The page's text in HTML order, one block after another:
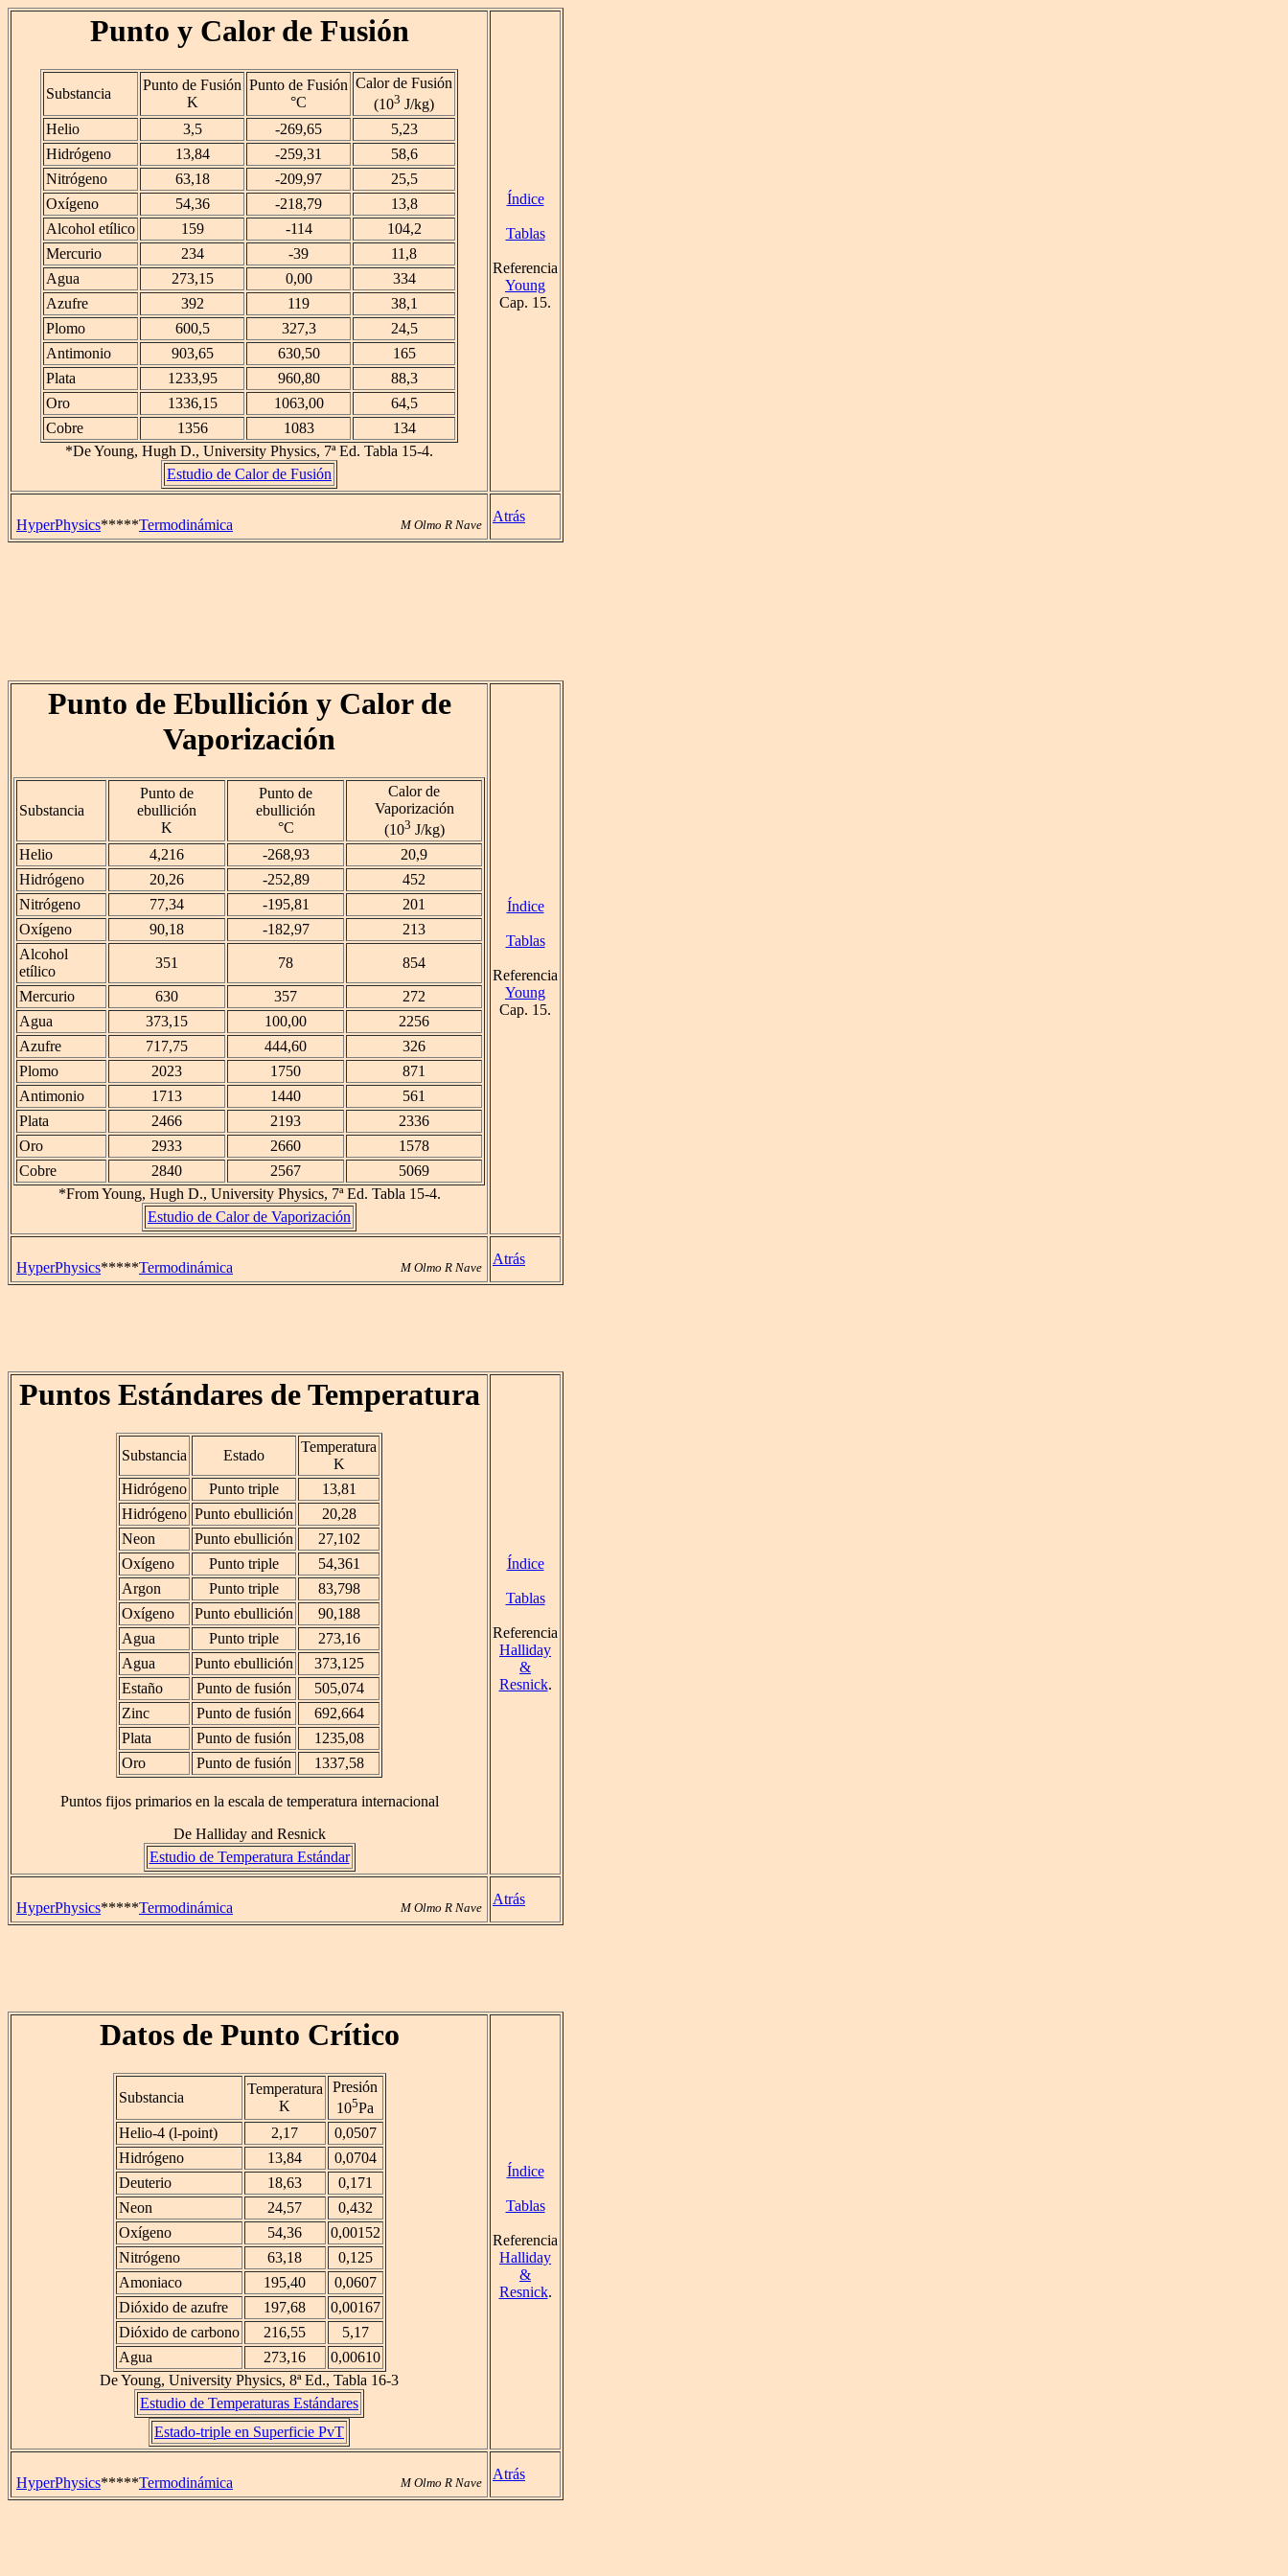
Punto y Calor de Fusión
Substancia
Punto de Fusión
K
Punto de Fusión
°C
Calor de Fusión
(103 J/kg)
Helio
3,5 -269,65
5,23
Hidrógeno
13,84 -259,31
58,6
Nitrógeno
63,18 -209,97
25,5
Oxígeno
54,36 -218,79
13,8
Alcohol etílico
159 -114
104,2
Mercurio
234 -39
11,8
Agua
273,15 0,00
334
Azufre
392 119
38,1
Plomo
600,5 327,3
24,5
Antimonio
903,65 630,50
165
Plata
1233,95 960,80
88,3
Oro
1336,15 1063,00
64,5
Cobre
1356 1083
134
*De Young, Hugh D., University Physics, 7ª Ed. Tabla 15-4.
Estudio de Calor de Fusión
Índice
Tablas
Referencia
Young
Cap. 15.
HyperPhysics*****Termodinámica M Olmo R Nave
Atrás
Punto de Ebullición y Calor de
Vaporización
Substancia
Punto de
ebullición
K
Punto de
ebullición
°C
Calor de
Vaporización
(103 J/kg)
Helio
4,216 -268,93
20,9
Hidrógeno
20,26 -252,89
452
Nitrógeno
77,34 -195,81
201
Oxígeno
90,18 -182,97
213
Alcohol
etílico
351 78 854
Mercurio 630 357
272
Agua
373,15 100,00
2256
Azufre
717,75 444,60
326
Plomo
2023 1750
871
Antimonio
1713 1440
561
Plata
2466 2193
2336
Oro
2933 2660
1578
Cobre
2840 2567
5069
*From Young, Hugh D., University Physics, 7ª Ed. Tabla 15-4.
Estudio de Calor de Vaporización
Índice
Tablas
Referencia
Young
Cap. 15.
HyperPhysics*****Termodinámica M Olmo R Nave
Atrás
Puntos Estándares de Temperatura
Substancia Estado
Temperatura
K
Hidrógeno
Punto triple
13,81
Hidrógeno Punto ebullición
20,28
Neon
Punto ebullición
27,102
Oxígeno
Punto triple
54,361
Argon
Punto triple
83,798
Oxígeno
Punto ebullición
90,188
Agua
Punto triple
273,16
Agua
Punto ebullición
373,125
Estaño
Punto de fusión
505,074
Zinc
Punto de fusión
692,664
Plata
Punto de fusión
1235,08
Oro
Punto de fusión 1337,58
Puntos fijos primarios en la escala de temperatura internacional
De Halliday and Resnick
Estudio de Temperatura Estándar
Índice
Tablas
Referencia
Halliday
&
Resnick.
HyperPhysics*****Termodinámica M Olmo R Nave
Atrás
Datos de Punto Crítico
Substancia
Temperatura
K
Presión
105Pa
Helio-4 (l-point) 2,17
0,0507
Hidrógeno
13,84
0,0704
Deuterio
18,63
0,171
Neon
24,57
0,432
Oxígeno
54,36
0,00152
Nitrógeno
63,18
0,125
Amoniaco
195,40
0,0607
Dióxido de azufre
197,68
0,00167
Dióxido de carbono
216,55
5,17
Agua
273,16
0,00610
De Young, University Physics, 8ª Ed., Tabla 16-3
Estudio de Temperaturas Estándares
Estado-triple en Superficie PvT
Índice
Tablas
Referencia
Halliday
&
Resnick.
HyperPhysics*****Termodinámica M Olmo R Nave
Atrás